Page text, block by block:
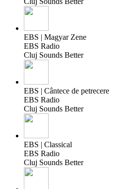
EBS | Magyar Zene
EBS Radio
Cluj Sounds Better
EBS | Cântece de petrecere
EBS Radio
Cluj Sounds Better
EBS | Classical
EBS Radio
Cluj Sounds Better